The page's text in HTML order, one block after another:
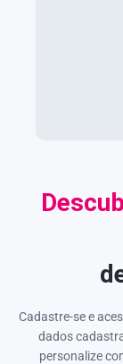
Cadastre-se e
dados
personalize